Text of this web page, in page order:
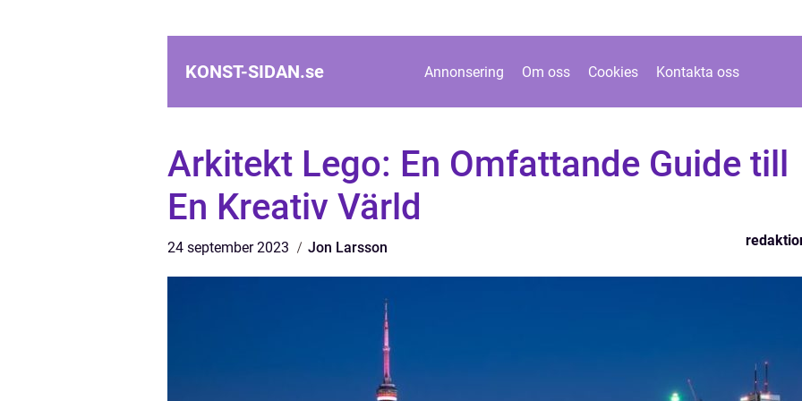
KONST-SIDAN.se Annonsering Om oss Cookies Kontakta oss
Arkitekt Lego: En Omfattande Guide till
En Kreativ Värld
24 september 2023 Jon Larsson